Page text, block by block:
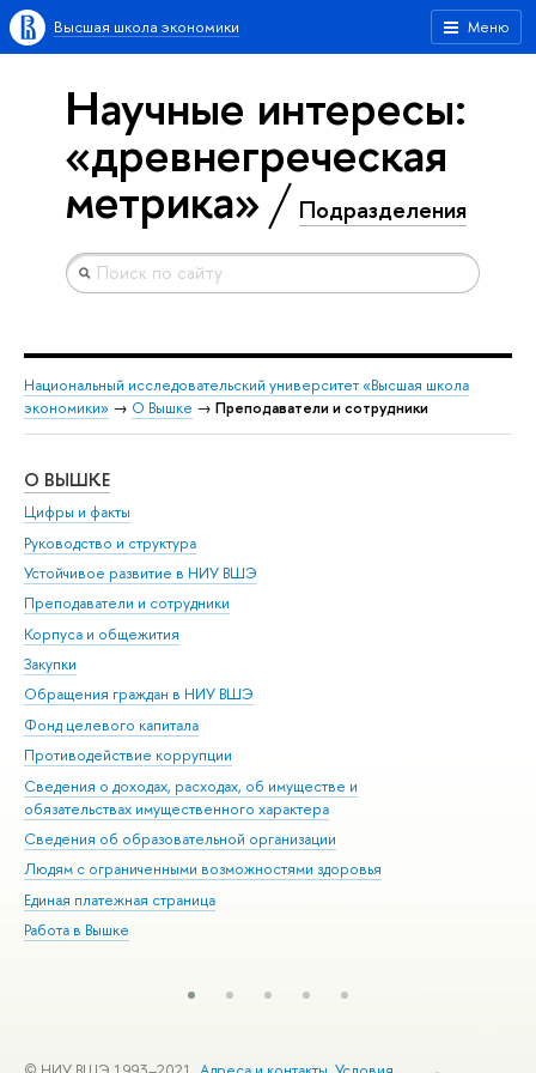
Меню
Высшая школа экономики
Научные интересы:
«древнегреческая
метрика» Подразделения
Национальный исследовательский университет «Высшая школа
экономики» → О Вышке → Преподаватели и сотрудники
О ВЫШКЕ
Цифры и факты
Руководство и структура
Устойчивое развитие в НИУ ВШЭ
Преподаватели и сотрудники
Корпуса и общежития
Закупки
Обращения граждан в НИУ ВШЭ
Фонд целевого капитала
Противодействие коррупции
Сведения о доходах, расходах, об имуществе и
обязательствах имущественного характера
Сведения об образовательной организации
Людям с ограниченными возможностями здоровья
Единая платежная страница
Работа в Вышке